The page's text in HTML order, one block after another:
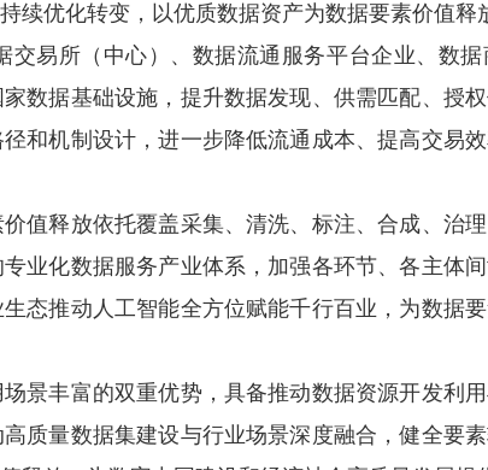
续优化转变，以优质数据资产为数据要素价值释
所（中心）、数据流通服务平台企业、数据
数据基础设施，提升数据发现、供需匹配、授
和机制设计，进一步降低流通成本、提高交易
释放依托覆盖采集、清洗、标注、合成、治
业化数据服务产业体系，加强各环节、各主体
态推动人工智能全方位赋能千行百业，为数据
丰富的双重优势，具备推动数据资源开发利
质量数据集建设与行业场景深度融合，健全要